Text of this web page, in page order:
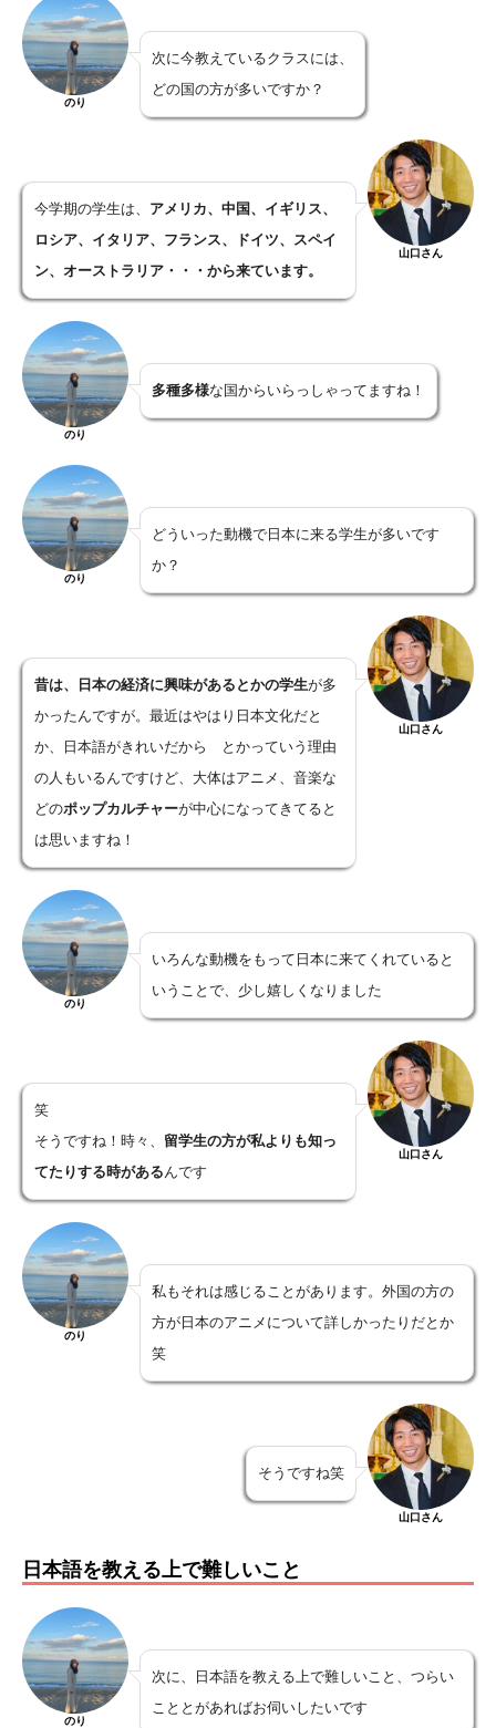
のり
次に今教えているクラスには、
どの国の方が多いですか？
今学期の学生は、 アメリカ、中国、イギリス、
ロシア、イタリア、フランス、ドイツ、スペイ
ン、オーストラリア・・・から来ています。
山口さん
のり
多種多様な国からいらっしゃってますね！
のり
どういった動機で日本に来る学生が多いです
か？
昔は、日本の経済に興味があるとかの学生が多
かったんですが。最近はやはり日本文化だと
か、日本語がきれいだから とかっていう理由
の人もいるんですけど、大体はアニメ、音楽な
どのポップカルチャーが中心になってきてると
は思いますね！
山口さん
のり
いろんな動機をもって日本に来てくれていると
いうことで、少し嬉しくなりました
笑
そうですね！時々、 留学生の方が私よりも知っ
てたりする時がある んです
山口さん
のり
私もそれは感じることがあります。外国の方の
方が日本のアニメについて詳しかったりだとか
笑
そうですね笑
山口さん
日本語を教える上で難しいこと
のり
次に、日本語を教える上で難しいこと、つらい
こととがあればお伺いしたいです